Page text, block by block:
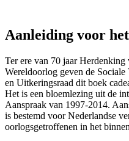
Aanleiding voor
Ter ere van 70 jaar Herdenking
Wereldoorlog geven de Sociale
en Uitkeringsraad dit boek
Het is een bloemlezing uit de
Aanspraak van 1997-2014.
is bestemd voor Nederlandse
oorlogsgetroffenen in het